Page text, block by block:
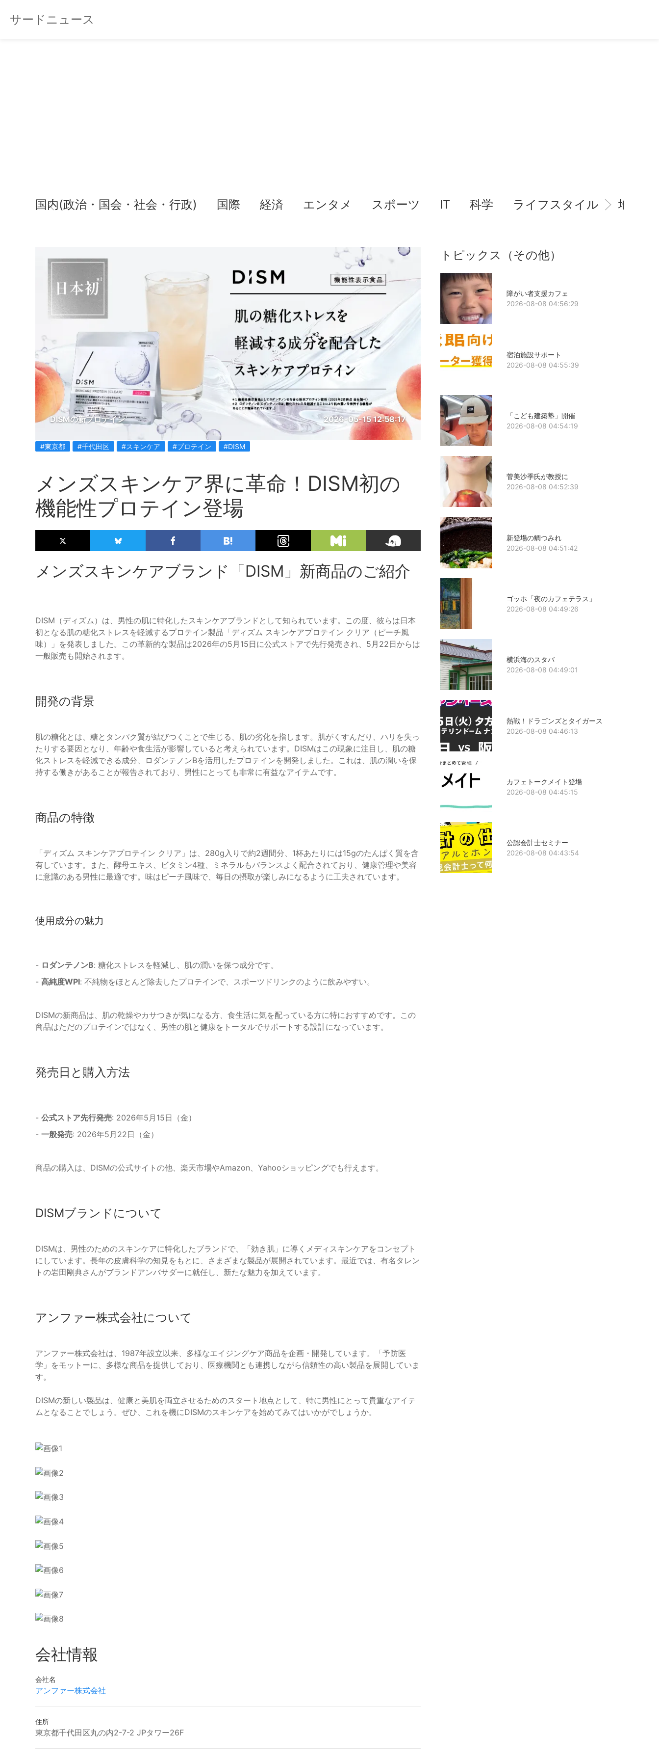
サードニュース
国内(政治・国会・社会・行政) 国際 経済 エンタメ スポーツ IT 科学 ライフスタイル 地域情
DISMの新プロテイン 2026-05-15 12:58:17
#東京都 #千代田区 #スキンケア #プロテイン #DISM
メンズスキンケア界に革命！DISM初の
機能性プロテイン登場
メンズスキンケアブランド「DISM」新商品のご紹介
DISM（ディズム）は、男性の肌に特化したスキンケアブランドとして知られています。この度、彼らは日本
初となる肌の糖化ストレスを軽減するプロテイン製品「ディズム スキンケアプロテイン クリア（ピーチ風
味）」を発表しました。この革新的な製品は2026年の5月15日に公式ストアで先行発売され、5月22日からは
一般販売も開始されます。
開発の背景
肌の糖化とは、糖とタンパク質が結びつくことで生じる、肌の劣化を指します。肌がくすんだり、ハリを失っ
たりする要因となり、年齢や食生活が影響していると考えられています。DISMはこの現象に注目し、肌の糖
化ストレスを軽減できる成分、ロダンテノンBを活用したプロテインを開発しました。これは、肌の潤いを保
持する働きがあることが報告されており、男性にとっても非常に有益なアイテムです。
商品の特徴
「ディズム スキンケアプロテイン クリア」は、280g入りで約2週間分、1杯あたりには15gのたんぱく質を含
有しています。また、酵母エキス、ビタミン4種、ミネラルもバランスよく配合されており、健康管理や美容
に意識のある男性に最適です。味はピーチ風味で、毎日の摂取が楽しみになるように工夫されています。
使用成分の魅力
- ロダンテノンB: 糖化ストレスを軽減し、肌の潤いを保つ成分です。
- 高純度WPI: 不純物をほとんど除去したプロテインで、スポーツドリンクのように飲みやすい。
DISMの新商品は、肌の乾燥やカサつきが気になる方、食生活に気を配っている方に特におすすめです。この
商品はただのプロテインではなく、男性の肌と健康をトータルでサポートする設計になっています。
発売日と購入方法
- 公式ストア先行発売: 2026年5月15日（金）
- 一般発売: 2026年5月22日（金）
商品の購入は、DISMの公式サイトの他、楽天市場やAmazon、Yahooショッピングでも行えます。
DISMブランドについて
DISMは、男性のためのスキンケアに特化したブランドで、「効き肌」に導くメディスキンケアをコンセプト
にしています。長年の皮膚科学の知見をもとに、さまざまな製品が展開されています。最近では、有名タレン
トの岩田剛典さんがブランドアンバサダーに就任し、新たな魅力を加えています。
アンファー株式会社について
アンファー株式会社は、1987年設立以来、多様なエイジングケア商品を企画・開発しています。「予防医
学」をモットーに、多様な商品を提供しており、医療機関とも連携しながら信頼性の高い製品を展開していま
す。
DISMの新しい製品は、健康と美肌を両立させるためのスタート地点として、特に男性にとって貴重なアイテ
ムとなることでしょう。ぜひ、これを機にDISMのスキンケアを始めてみてはいかがでしょうか。
会社情報
会社名
アンファー株式会社
住所
東京都千代田区丸の内2-7-2 JPタワー26F
トピックス（その他）
障がい者支援カフェ
2026-08-08 04:56:29
宿泊施設サポート
2026-08-08 04:55:39
「こども建築塾」開催
2026-08-08 04:54:19
菅美沙季氏が教授に
2026-08-08 04:52:39
新登場の鯛つみれ
2026-08-08 04:51:42
ゴッホ「夜のカフェテラス」
2026-08-08 04:49:26
横浜海のスタバ
2026-08-08 04:49:01
熱戦！ドラゴンズとタイガース
2026-08-08 04:46:13
カフェトークメイト登場
2026-08-08 04:45:15
公認会計士セミナー
2026-08-08 04:43:54